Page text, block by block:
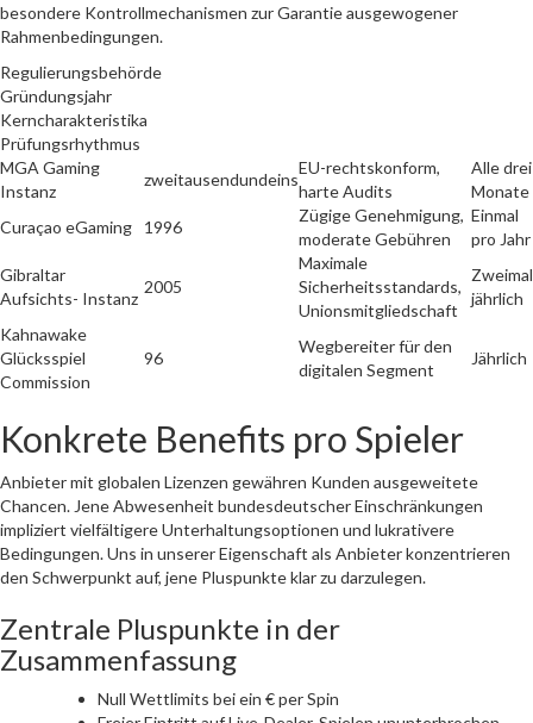
besondere Kontrollmechanismen zur Garantie ausgewogener
Rahmenbedingungen.
Regulierungsbehörde
Gründungsjahr
Kerncharakteristika
Prüfungsrhythmus
MGA Gaming
Instanz
zweitausendundeins
EU-rechtskonform,
harte Audits
Alle drei
Monate
Curaçao eGaming
1996
Zügige Genehmigung,
moderate Gebühren
Einmal
pro Jahr
Gibraltar
Aufsichts- Instanz
2005
Maximale
Sicherheitsstandards,
Unionsmitgliedschaft
Zweimal
jährlich
Kahnawake
Glücksspiel
Commission
96
Wegbereiter für den
digitalen Segment
Jährlich
Konkrete Benefits pro Spieler
Anbieter mit globalen Lizenzen gewähren Kunden ausgeweitete
Chancen. Jene Abwesenheit bundesdeutscher Einschränkungen
impliziert vielfältigere Unterhaltungsoptionen und lukrativere
Bedingungen. Uns in unserer Eigenschaft als Anbieter konzentrieren
den Schwerpunkt auf, jene Pluspunkte klar zu darzulegen.
Zentrale Pluspunkte in der
Zusammenfassung
Null Wettlimits bei ein € per Spin